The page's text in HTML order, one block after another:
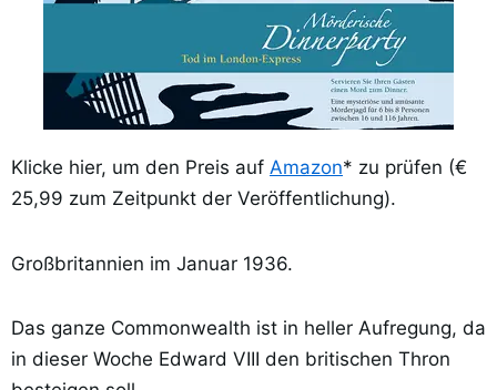
Klicke hier, um den Preis auf Amazon* zu prüfen (€
25,99 zum Zeitpunkt der Veröffentlichung).
Großbritannien im Januar 1936.
Das ganze Commonwealth ist in heller Aufregung, da
in dieser Woche Edward VIII den britischen Thron